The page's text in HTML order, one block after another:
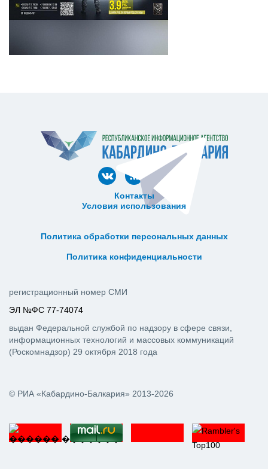
Контакты
Условия использования
Политика обработки персональных данных
Политика конфиденциальности
© РИА «Кабардино-Балкария» 2013-2026
регистрационный номер СМИ
ЭЛ №ФС 77-74074
выдан Федеральной службой по надзору в сфере связи,
информационных технологий и массовых коммуникаций
(Роскомнадзор) 29 октября 2018 года